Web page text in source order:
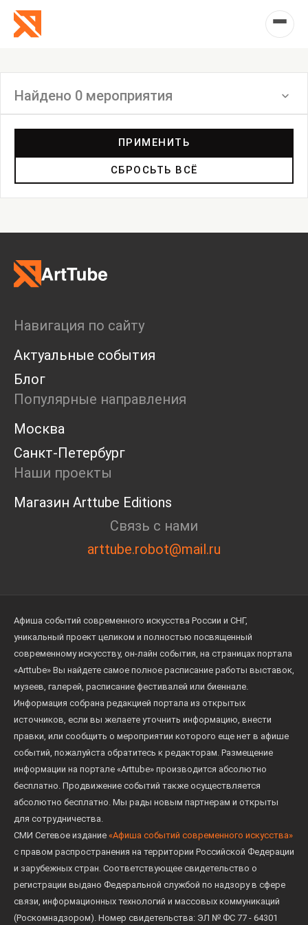
Найдено 0 мероприятия
Дискуссия
Пост-релиз
Пресс-конференция
Ярмарка
Open call
Экскурсия
Дискуссия
Cosmoscow 2024
Blazar 2024
Встречи
Круглый стол
ПРИМЕНИТЬ
СБРОСЬТЬ ВСЁ
Навигация по сайту
Актуальные события
Блог
Популярные направления
Москва
Санкт-Петербург
Наши проекты
Магазин Arttube Editions
Связь с нами
arttube.robot@mail.ru
Афиша событий современного искусства России и СНГ,
уникальный проект целиком и полностью посвященный
современному искусству, он-лайн события, на страницах портала
«Arttube» Вы найдете самое полное расписание работы выставок,
музеев, галерей, расписание фестивалей или биеннале.
Информация собрана редакцией портала из открытых
источников, если вы желаете уточнить информацию, внести
правки, или сообщить о мероприятии которого еще нет в афише
событий, пожалуйста обратитесь к редакторам. Размещение
информации на портале «Arttube» производится абсолютно
бесплатно. Продвижение событий также осуществляется
абсолютно бесплатно. Мы рады новым партнерам и открыты
для сотрудничества.
СМИ Сетевое издание «Афиша событий современного искусства»
с правом распространения на территории Российской Федерации
и зарубежных стран. Соответствующее свидетельство о
регистрации выдано Федеральной службой по надзору в сфере
связи, информационных технологий и массовых коммуникаций
(Роскомнадзором). Номер свидетельства: ЭЛ № ФС 77 - 64301